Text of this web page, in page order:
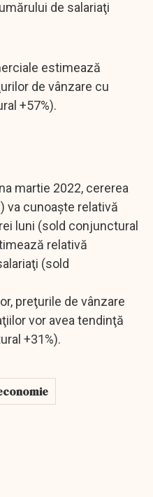
de salariaţi
estimează
de vânzare cu
+57%).
martie 2022, cererea
va cunoaşte relativă
luni (sold conjunctural
relativă
(sold
preţurile de vânzare
vor avea tendinţă
+31%).